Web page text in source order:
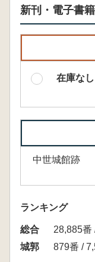
新刊・電子書籍
在庫なし
中世城館跡
ランキング
総合
28,885番
城郭
879番 /